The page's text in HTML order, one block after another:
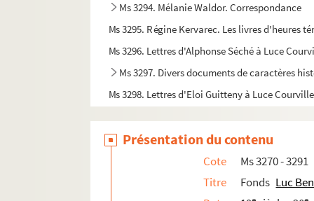
Ms 3294. Mélanie Waldor. Correspondance
Ms 3295. Régine Kervarec. Les livres d'heures
Ms 3296. Lettres d'Alphonse Séché à Luce
Ms 3297. Divers documents de caractères
Ms 3298. Lettres d'Eloi Guitteny à Luce
Ms 3300. Dossier François-Antoine de Boissy
Ms 3301. Augustin Chereau. Oeuvres
Ms 3302. Papiers officiels concernant la
Présentation du contenu
Cote
Ms 3270 - 3291
Titre
Fonds Luc